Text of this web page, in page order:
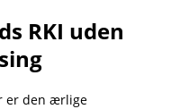
RKI uden
er den ærlige